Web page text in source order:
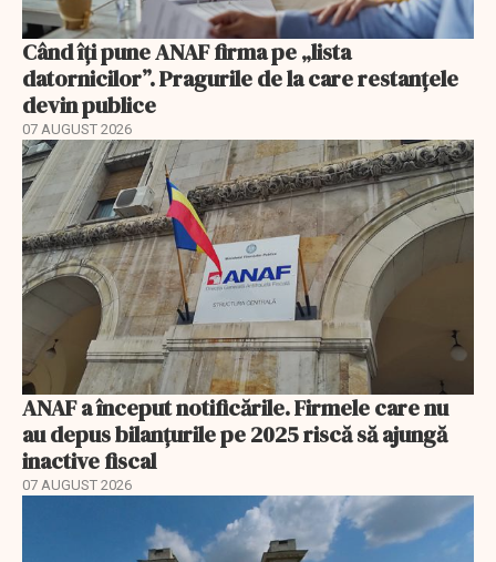
Când îți pune ANAF firma pe „lista
datornicilor”. Pragurile de la care restanțele
devin publice
07 AUGUST 2026
ANAF a început notificările. Firmele care nu
au depus bilanțurile pe 2025 riscă să ajungă
inactive fiscal
07 AUGUST 2026